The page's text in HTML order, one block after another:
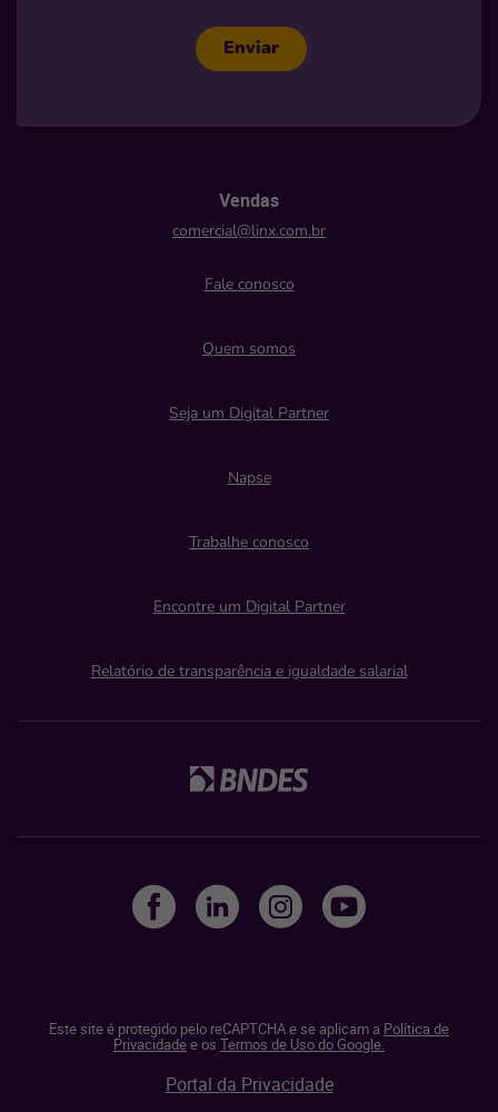
Enviar
Vendas
comercial@linx.com.br
Fale conosco
Quem somos
Seja um Digital Partner
Napse
Trabalhe conosco
Encontre um Digital Partner
Relatório de transparência e igualdade salarial
Este site é protegido pelo reCAPTCHA e se aplicam a Política de
Privacidadee os Termos de Uso do Google.
Portal da Privacidade